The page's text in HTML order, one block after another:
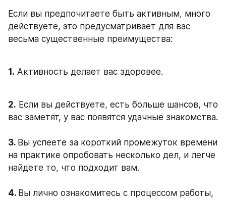
Если вы предпочитаете быть активным, много
действуете, это предусматривает для вас
весьма существенные преимущества:
1. Активность делает вас здоровее.
2. Если вы действуете, есть больше шансов, что
вас заметят, у вас появятся удачные знакомства.
3. Вы успеете за короткий промежуток времени
на практике опробовать несколько дел, и легче
найдете то, что подходит вам.
4. Вы лично ознакомитесь с процессом работы,